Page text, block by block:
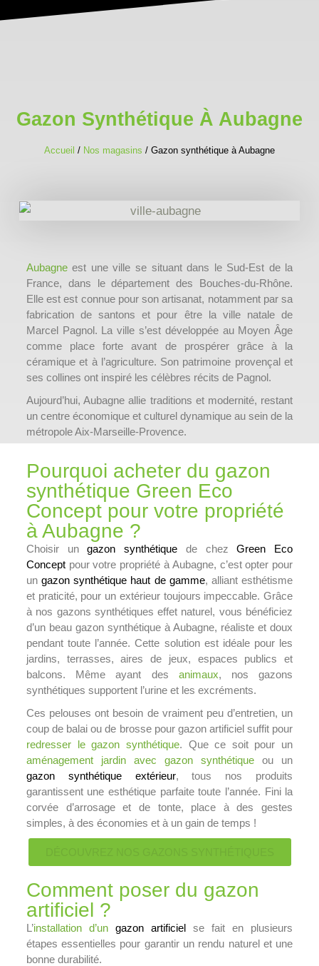
Gazon Synthétique À Aubagne
Accueil / Nos magasins / Gazon synthétique à Aubagne
Aubagneest une ville se situant dans le Sud-Est de la
France, dans le département des Bouches-du-Rhône.
Elle est est connue pour son artisanat, notamment par sa
fabrication de santons et pour être la ville natale de
Marcel Pagnol. La ville s’est développée au Moyen Âge
comme place forte avant de prospérer grâce à la
céramique et à l’agriculture. Son patrimoine provençal et
ses collines ont inspiré les célèbres récits de Pagnol.
Aujourd’hui, Aubagne allie traditions et modernité, restant
un centre économique et culturel dynamique au sein de la
métropole Aix-Marseille-Provence.
Pourquoi acheter du gazon
synthétique Green Eco
Concept pour votre propriété
à Aubagne ?
Choisir ungazon synthétique de chezGreen Eco
Conceptpour votre propriété à Aubagne, c’est opter pour
ungazon synthétique haut de gamme, alliant esthétisme
et praticité, pour un extérieur toujours impeccable. Grâce
à nos gazons synthétiques effet naturel, vous bénéficiez
d’un beau gazon synthétique à Aubagne, réaliste et doux
pendant toute l’année. Cette solution est idéale pour les
jardins, terrasses, aires de jeux, espaces publics et
balcons. Même ayant des animaux, nos gazons
synthétiques supportent l’urine et les excréments.
Ces pelouses ont besoin de vraiment peu d’entretien, un
coup de balai ou de brosse pour gazon artificiel suffit pour
redresser le gazon synthétique. Que ce soit pour un
aménagement jardin avec gazon synthétique ou un
gazon synthétique extérieur, tous nos produits
garantissent une esthétique parfaite toute l’année. Fini la
corvée d’arrosage et de tonte, place à des gestes
simples, à des économies et à un gain de temps !
Comment poser du gazon
artificiel ?
L’installation d’un gazon artificiel se fait en plusieurs
étapes essentielles pour garantir un rendu naturel et une
bonne durabilité.